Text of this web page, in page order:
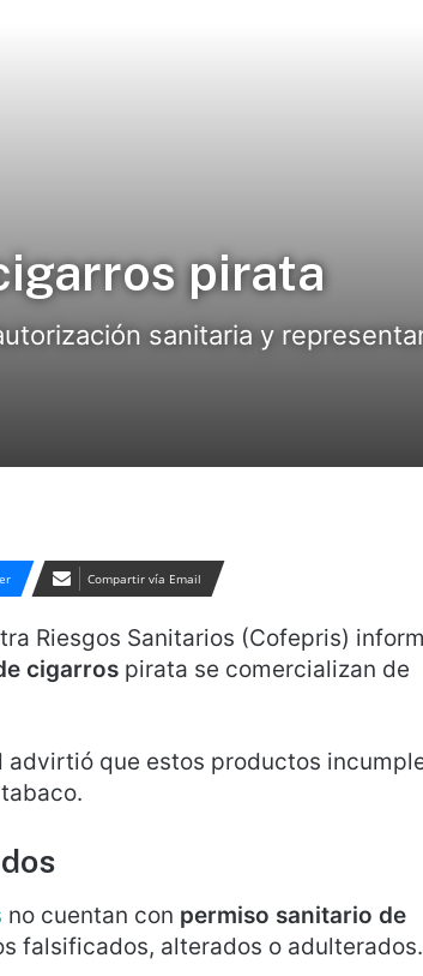
pirata
sanitaria y
Compartir vía Email
Riesgos Sanitarios (Cofepris)
cigarros pirata se comercializan de
advirtió que estos productos
no cuentan con permiso sanitario de
falsificados, alterados o adulterados.